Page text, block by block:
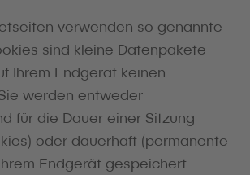
verwenden so genannte
sind kleine Datenpakete
Ihrem Endgerät keinen
werden entweder
für die Dauer einer Sitzung
oder dauerhaft (permanente
Endgerät gespeichert.